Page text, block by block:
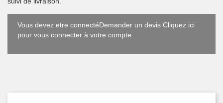
Vous devez etre connectéDemander un devis Cliquez ici
pour vous connecter à votre compte